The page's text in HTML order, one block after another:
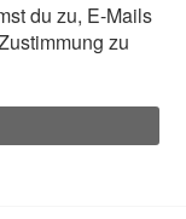
du zu, E-Mails
zu